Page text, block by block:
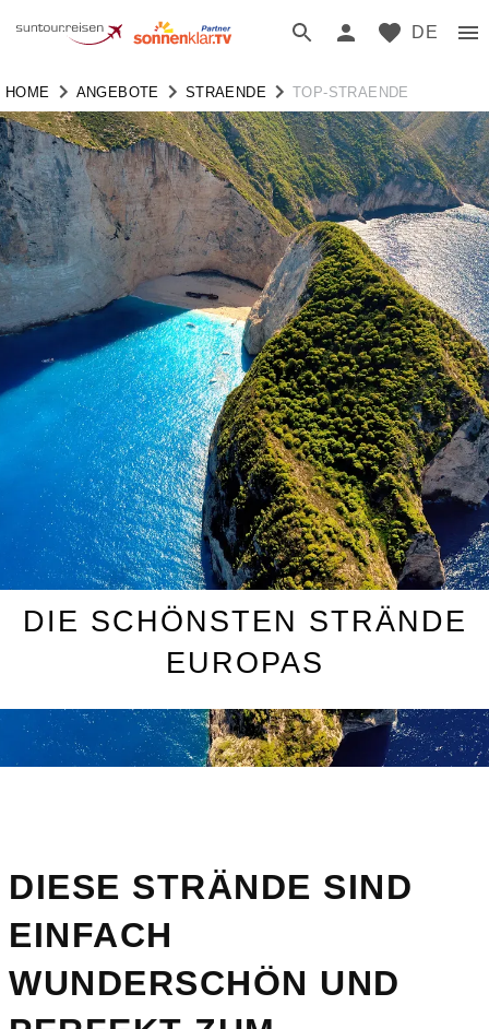
DE
HOME ANGEBOTE STRAENDE TOP-STRAENDE
DIE SCHÖNSTEN STRÄNDE
EUROPAS
DIESE STRÄNDE SIND
EINFACH
WUNDERSCHÖN UND